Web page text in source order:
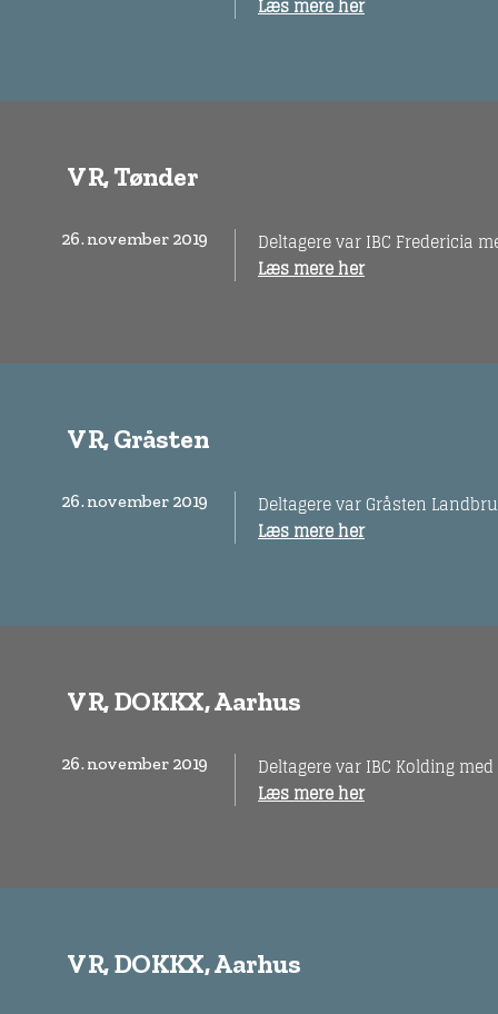
Læs mere her
VR, Tønder
26. november 2019
Deltagere var IBC Fredericia
Læs mere her
VR, Gråsten
26. november 2019
Deltagere var Gråsten
Læs mere her
VR, DOKKX, Aarhus
26. november 2019
Deltagere var IBC Kolding
Læs mere her
VR, DOKKX, Aarhus